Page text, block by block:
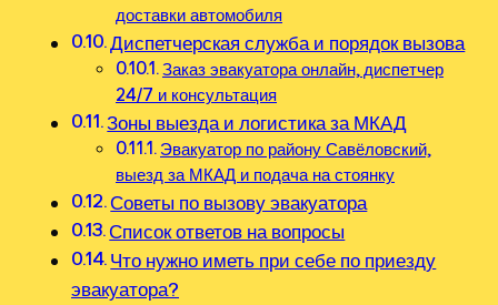
доставки автомобиля
Диспетчерская служба и порядок вызова
Заказ эвакуатора онлайн, диспетчер
24/7 и консультация
Зоны выезда и логистика за МКАД
Эвакуатор по району Савёловский,
выезд за МКАД и подача на стоянку
Советы по вызову эвакуатора
Список ответов на вопросы
Что нужно иметь при себе по приезду
эвакуатора?